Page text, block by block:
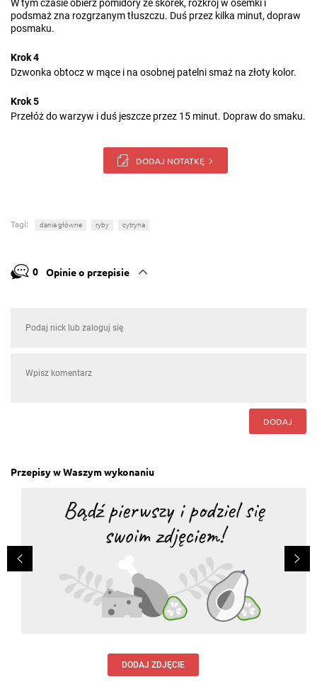
W tym czasie obierz pomidory ze skórek, rozkrój w ósemki i
podsmaż zna rozgrzanym tłuszczu. Duś przez kilka minut, dopraw
posmaku.
Krok 4
Dzwonka obtocz w mące i na osobnej patelni smaż na złoty kolor.
Krok 5
Przełóż do warzyw i duś jeszcze przez 15 minut. Dopraw do smaku.
DODAJ NOTATKĘ
Tagi: dania główne ryby cytryna
0 Opinie o przepisie
DODAJ
Przepisy w Waszym wykonaniu
DODAJ ZDJĘCIE